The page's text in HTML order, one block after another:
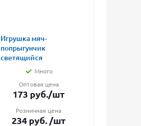
Игрушка мяч-
попрыгунчик
светящийся
Много
Оптовая цена
173 руб./шт
Розничная цена
234 руб. /шт